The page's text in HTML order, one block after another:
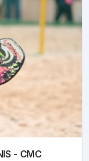
- CMC